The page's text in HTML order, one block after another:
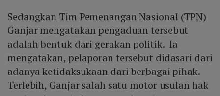
Sedangkan Tim Pemenangan Nasional (TPN)
Ganjar mengatakan pengaduan tersebut
adalah bentuk dari gerakan politik. Ia
mengatakan, pelaporan tersebut didasari dari
adanya ketidaksukaan dari berbagai pihak.
Terlebih, Ganjar salah satu motor usulan hak